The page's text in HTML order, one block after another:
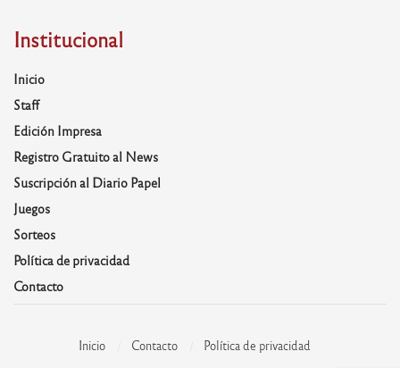
Institucional
Inicio
Staff
Edición Impresa
Registro Gratuito al News
Suscripción al Diario Papel
Juegos
Sorteos
Política de privacidad
Contacto
Inicio Contacto Política de privacidad